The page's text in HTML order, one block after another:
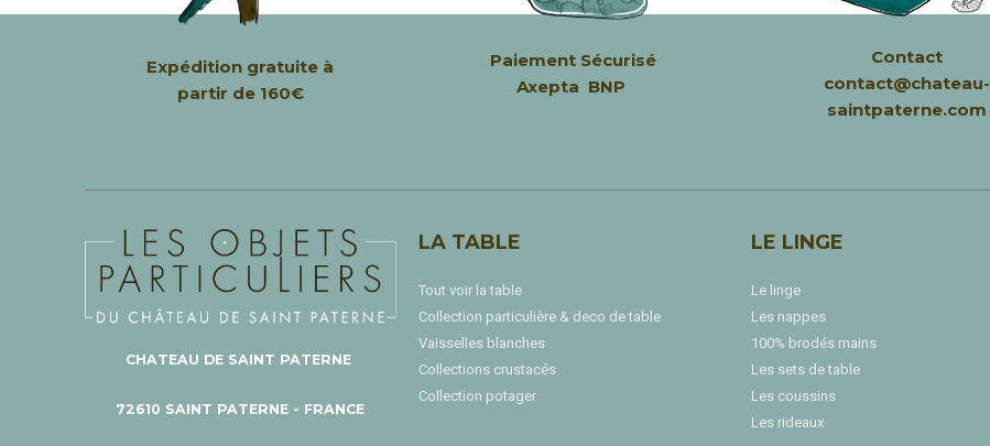
Expédition gratuite à
partir de 160€
Paiement Sécurisé
Axepta BNP
Contact
contact@chateau-
saintpaterne.com
CHATEAU DE SAINT PATERNE
72610 SAINT PATERNE - FRANCE
LA TABLE
Tout voir la table
Collection particulière & deco de table
Vaisselles blanches
Collections crustacés
Collection potager
LE LINGE
Le linge
Les nappes
100% brodés mains
Les sets de table
Les coussins
Les rideaux